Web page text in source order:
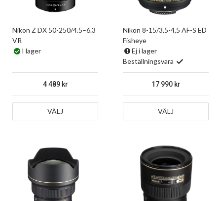
Nikon Z DX 50-250/4.5–6.3
VR
I lager
4 489
VÄLJ
Nikon 8-15/3,5-4,5 AF-S ED
Fisheye
Ej i lager
Beställningsvara
17 990
VÄLJ